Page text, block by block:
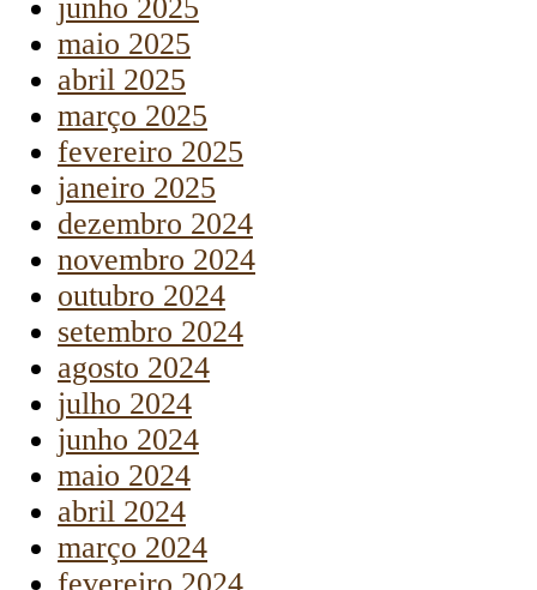
junho 2025
maio 2025
abril 2025
março 2025
fevereiro 2025
janeiro 2025
dezembro 2024
novembro 2024
outubro 2024
setembro 2024
agosto 2024
julho 2024
junho 2024
maio 2024
abril 2024
março 2024